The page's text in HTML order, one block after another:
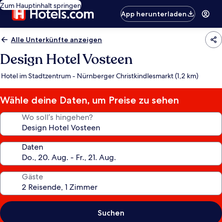
Zum Hauptinhalt springen
App herunterladen
Alle Unterkünfte anzeigen
Design Hotel Vosteen
Hotel im Stadtzentrum - Nürnberger Christkindlesmarkt (1,2 km)
Wähle deine Daten, um Preise zu sehen
Wo soll’s hingehen?
Daten
Gäste
Suchen